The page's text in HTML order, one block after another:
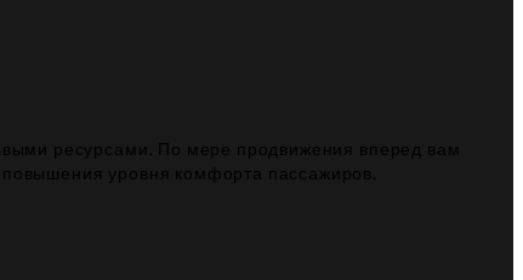
ресурсами. По мере продвижения вперед вам
уровня комфорта пассажиров.